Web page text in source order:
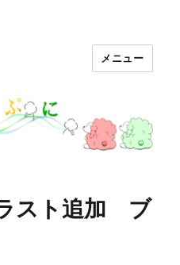
メニュー
スト追加 ブ